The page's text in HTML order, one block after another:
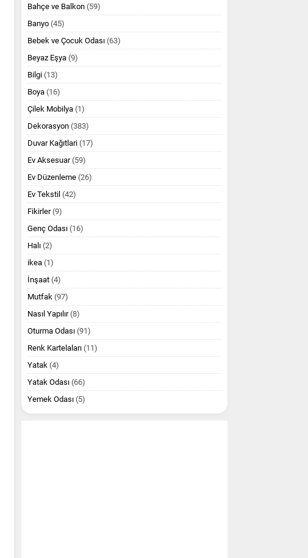
Bahçe ve Balkon (59)
Banyo (45)
Bebek ve Çocuk Odası (63)
Beyaz Eşya (9)
Bilgi (13)
Boya (16)
Çilek Mobilya (1)
Dekorasyon (383)
Duvar Kağıtlari (17)
Ev Aksesuar(59)
Ev Düzenleme (26)
Ev Tekstil (42)
Fikirler(9)
Genç Odası (16)
Halı (2)
ikea (1)
İnşaat (4)
Mutfak (97)
Nasıl Yapılır(8)
Oturma Odası (91)
Renk Kartelaları (11)
Yatak (4)
Yatak Odası (66)
Yemek Odası (5)